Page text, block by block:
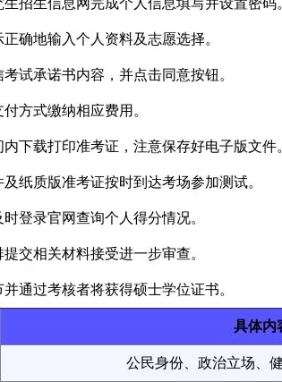
招生信息网完成个人信息填写并设置密码
正确地输入个人资料及志愿选择。
试承诺书内容，并点击同意按钮。
方式缴纳相应费用。
下载打印准考证，注意保存好电子版文件
纸质版准考证按时到达考场参加测试。
登录官网查询个人得分情况。
交相关材料接受进一步审查。
通过考核者将获得硕士学位证书。
具体内
公民身份、政治立场、